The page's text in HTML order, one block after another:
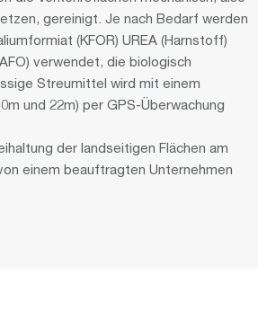
gereinigt. Je nach Bedarf werden
(KFOR) UREA (Harnstoff)
verwendet, die biologisch
Streumittel wird mit einem
und 22m) per GPS-Überwachung
der landseitigen Flächen am
einem beauftragten Unternehmen